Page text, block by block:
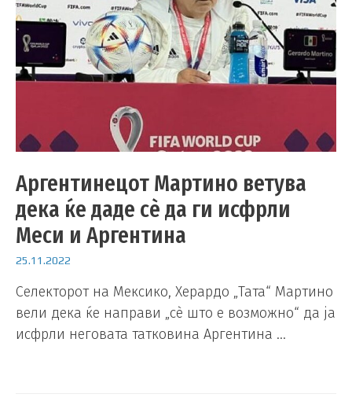
Аргентинецот Мартино ветува
дека ќе даде сè да ги исфрли
Меси и Аргентина
25.11.2022
Селекторот на Мексико, Херардо „Тата“ Мартино
вели дека ќе направи „сè што е возможно“ да ја
исфрли неговата татковина Аргентина …